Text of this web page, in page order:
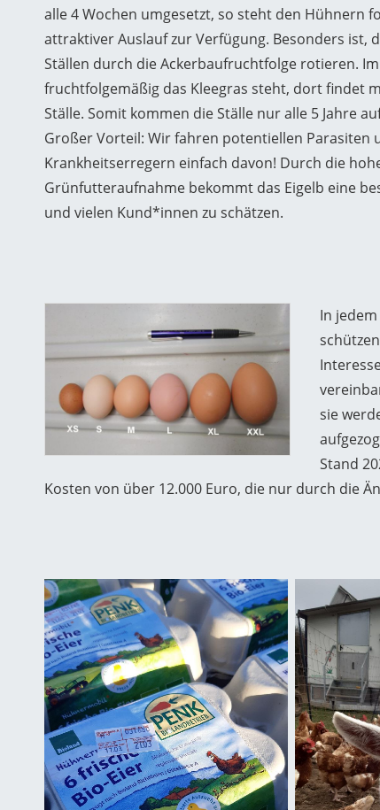
alle 4 Wochen umgesetzt, so steht den Hühnern
attraktiver Auslauf zur Verfügung. Besonders ist,
Ställen durch die Ackerbaufruchtfolge rotieren.
fruchtfolgemäßig das Kleegras steht, dort findet
Ställe. Somit kommen die Ställe nur alle 5 Jahre
Großer Vorteil: Wir fahren potentiellen Parasiten
Krankheitserregern einfach davon! Durch die
Grünfutteraufnahme bekommt das Eigelb eine
und vielen Kund*innen zu schätzen.
In
sie
Stand
Kosten von über 12.000 Euro, die nur durch die